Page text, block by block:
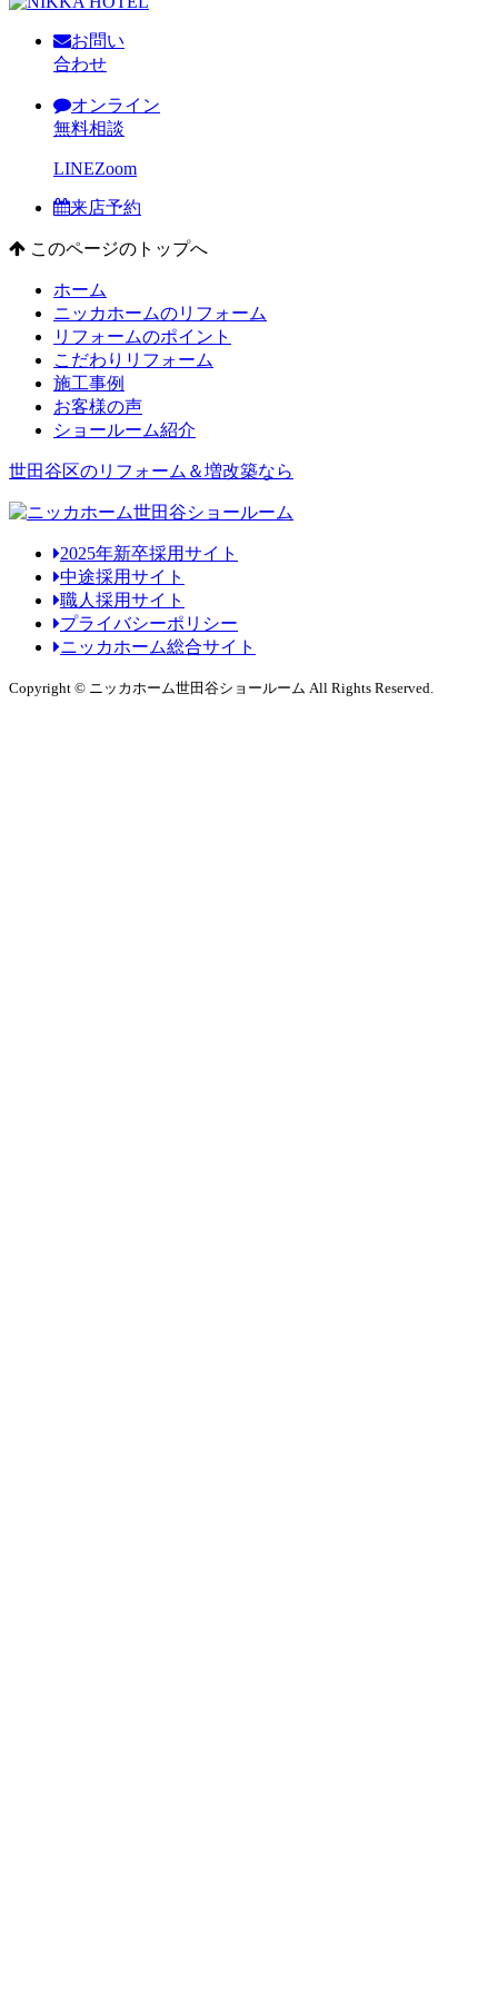
お問い
合わせ
オンライン
無料相談
LINEZoom
来店予約
このページのトップへ
ホーム
ニッカホームのリフォーム
リフォームのポイント
こだわりリフォーム
施工事例
お客様の声
ショールーム紹介
世田谷区のリフォーム＆増改築なら
2025年新卒採用サイト
中途採用サイト
職人採用サイト
プライバシーポリシー
ニッカホーム総合サイト
Copyright © ニッカホーム世田谷ショールーム All Rights Reserved.